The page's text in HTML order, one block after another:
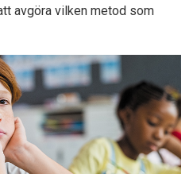
avgöra vilken metod som